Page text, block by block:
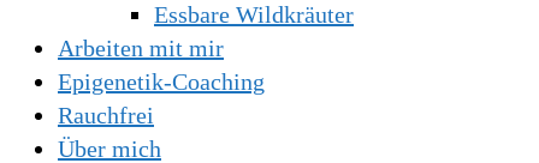
Essbare Wildkräuter
Arbeiten mit mir
Epigenetik-Coaching
Rauchfrei
Über mich